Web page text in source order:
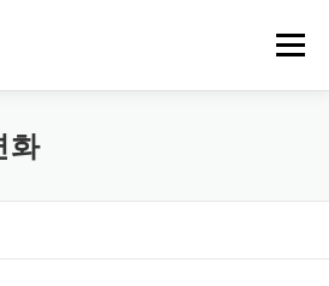
메뉴
& 엔지니어링 규격
화